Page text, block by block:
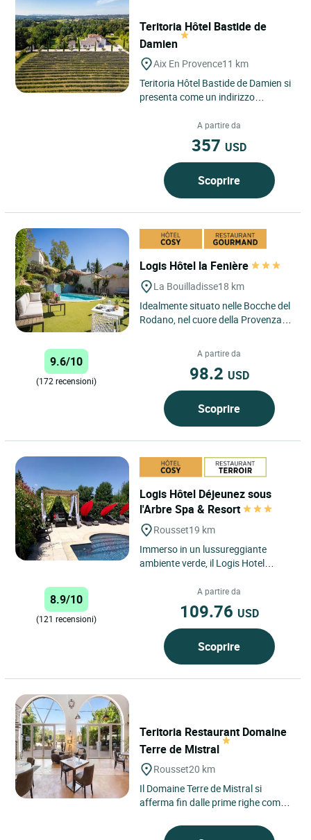
Teritoria Hôtel Bastide de
Damien
Aix En Provence11 km
Teritoria Hôtel Bastide de Damien si
presenta come un indirizzo
provenzale incontra l’eleganza...
A partire da
357 USD
Scoprire
Logis Hôtel la Fenière
La Bouilladisse18 km
Idealmente situato nelle Bocche del
Rodano, nel cuore della Provenza, a
25 minuti da...
9.6/10
(172 recensioni)
A partire da
98.2 USD
Scoprire
Logis Hôtel Déjeunez sous
l'Arbre Spa & Resort
Rousset19 km
Immerso in un lussureggiante
ambiente verde, il Logis Hotel
modernità e tradizione, vi...
8.9/10
(121 recensioni)
A partire da
109.76 USD
Scoprire
Teritoria Restaurant Domaine
Terre de Mistral
Rousset20 km
Il Domaine Terre de Mistral si
afferma fin dalle prime righe come
al proprio ambiente, nel...